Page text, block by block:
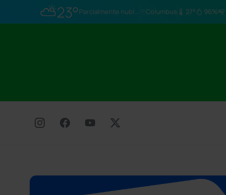
⛅23° Parcialmente nublado Columbus 27° 96%